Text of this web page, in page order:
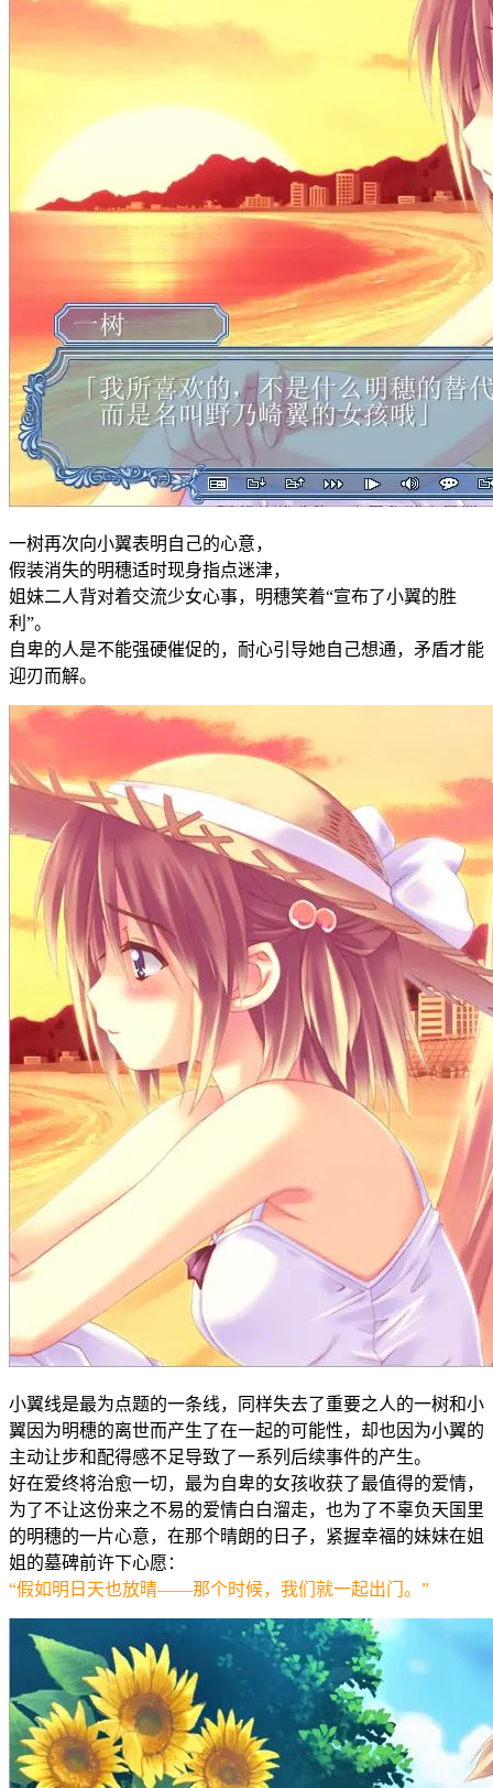
一树再次向小翼表明自己的心意，
假装消失的明穗适时现身指点迷津，
姐妹二人背对着交流少女心事，明穗笑着“宣布了小翼的胜
利”。
自卑的人是不能强硬催促的，耐心引导她自己想通，矛盾才能
迎刃而解。
小翼线是最为点题的一条线，同样失去了重要之人的一树和小
翼因为明穗的离世而产生了在一起的可能性，却也因为小翼的
主动让步和配得感不足导致了一系列后续事件的产生。
好在爱终将治愈一切，最为自卑的女孩收获了最值得的爱情，
为了不让这份来之不易的爱情白白溜走，也为了不辜负天国里
的明穗的一片心意，在那个晴朗的日子，紧握幸福的妹妹在姐
姐的墓碑前许下心愿：
“假如明日天也放晴——那个时候，我们就一起出门。”